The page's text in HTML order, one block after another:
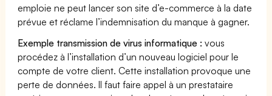
emploie ne peut lancer son site d’e-commerce à la date
prévue et réclame l’indemnisation du manque à gagner.
Exemple transmission de virus informatique : vous
procédez à l’installation d’un nouveau logiciel pour le
compte de votre client. Cette installation provoque une
perte de données. Il faut faire appel à un prestataire